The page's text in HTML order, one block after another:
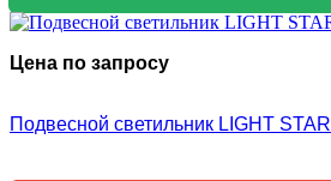
Цена по запросу
Подвесной светильник LIGHT STAR